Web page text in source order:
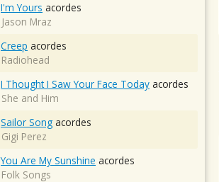
I'm Yours acordes
Jason Mraz
Creep acordes
Radiohead
I Thought I Saw Your Face Today acordes
She and Him
Sailor Song acordes
Gigi Perez
You Are My Sunshine acordes
Folk Songs